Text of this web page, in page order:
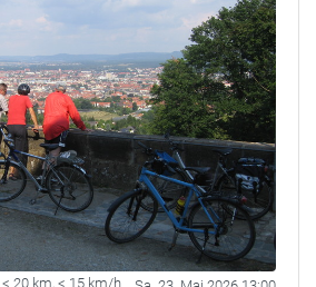
< 20 km, < 15 km/h